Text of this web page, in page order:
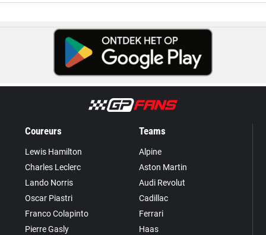
Coureurs
Lewis Hamilton
Charles Leclerc
Lando Norris
Oscar Piastri
Franco Colapinto
Pierre Gasly
Teams
Alpine
Aston Martin
Audi Revolut
Cadillac
Ferrari
Haas